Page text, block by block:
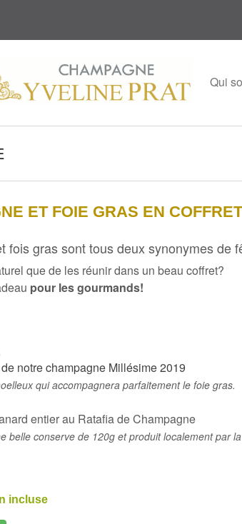
Qui
ET FOIE GRAS EN COFFRET
fois grassont tous deux synonymes de
que de les réunir dans un beau coffret?
pour les gourmands!
notre champagne Millésime 2019
qui accompagnera parfaitement le foie gras.
entier au Ratafia de Champagne
belle conserve de 120g et produit localement par
incluse